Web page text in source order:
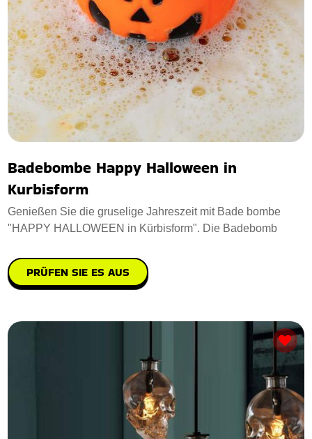
Badebombe Happy Halloween in
Kurbisform
Genießen Sie die gruselige Jahreszeit mit Bade bombe
"HAPPY HALLOWEEN in Kürbisform". Die Badebomb
PRÜFEN SIE ES AUS